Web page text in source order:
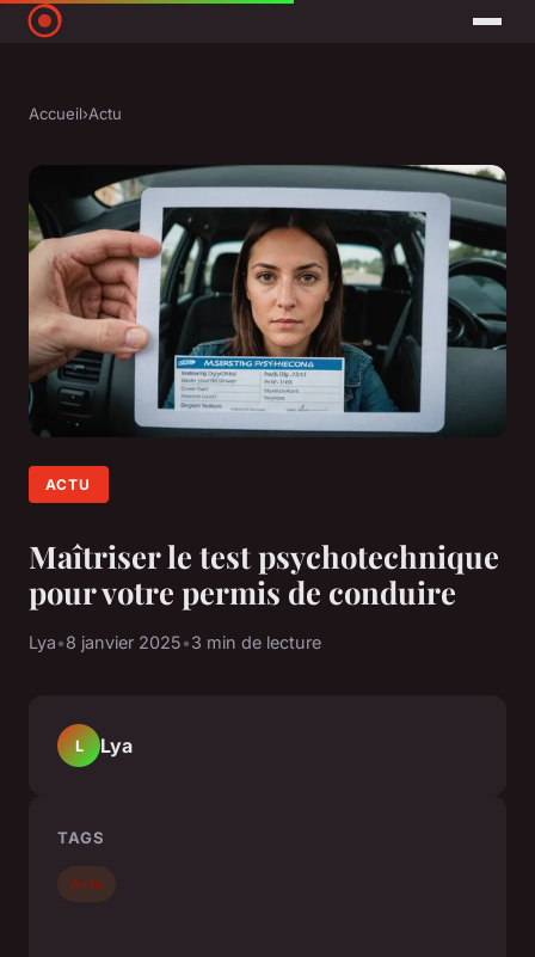
Accueil›Actu
ACTU
Maîtriser le test psychotechnique
pour votre permis de conduire
Lya•8 janvier 2025•3 min de lecture
L Lya
TAGS
Actu